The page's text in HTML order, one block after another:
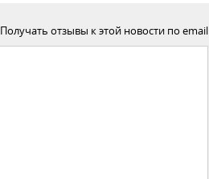
Получать отзывы к этой новости по email